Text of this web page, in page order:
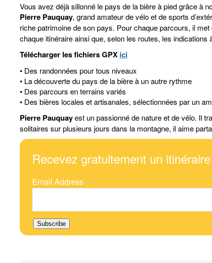
Vous avez déjà sillonné le pays de la bière à pied grâce à
Pierre Pauquay, grand amateur de vélo et de sports
riche patrimoine de son pays. Pour chaque parcours, il
chaque itinéraire ainsi que, selon les routes, les
Télécharger les fichiers GPX ici
• Des randonnées pour tous niveaux
• La découverte du pays de la bière à un autre rythme
• Des parcours en terrains variés
• Des bières locales et artisanales, sélectionnées par un
Pierre Pauquayest un passionné de nature et de vélo. Il
solitaires sur plusieurs jours dans la montagne, il aime
Recevez gratuitement un
Email Address